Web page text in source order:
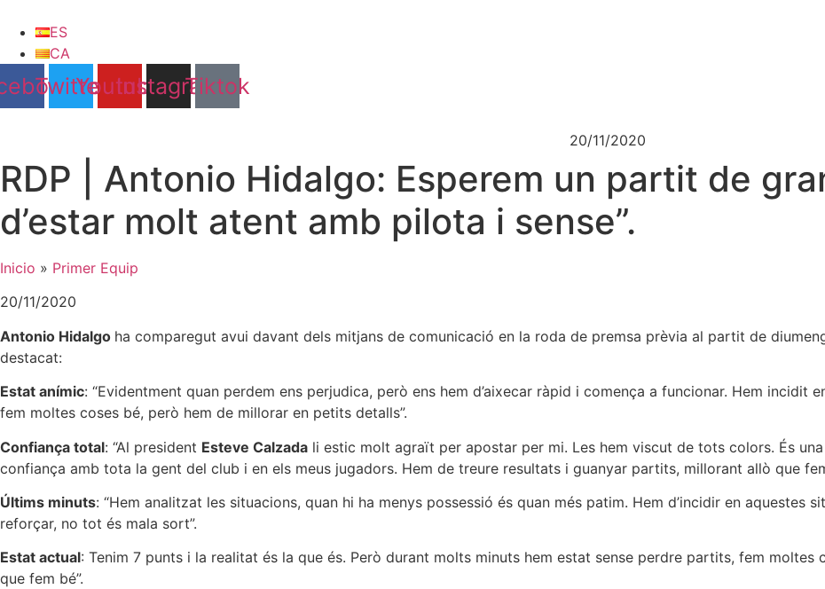
contingut
ES
CA
TwitterYoutube
Instagram
Tiktok
20/11/2020
RDP | Antonio Hidalgo: Esperem un partit de
d’estar molt atent amb pilota i sense”.
Inicio » Primer Equip
20/11/2020
Antonio Hidalgo ha comparegut avui davant dels mitjans de comunicació en la roda de premsa prèvia al partit de
destacat:
Estat anímic: “Evidentment quan perdem ens perjudica, però ens hem d’aixecar ràpid i comença a funcionar. Hem incidit
fem moltes coses bé, però hem de millorar en petits detalls”.
Confiança total: “Al president Esteve Calzada li estic molt agraït per apostar per mi. Les hem viscut de tots colors. És
confiança amb tota la gent del club i en els meus jugadors. Hem de treure resultats i guanyar partits, millorant allò que
Últims minuts: “Hem analitzat les situacions, quan hi ha menys possessió és quan més patim. Hem d’incidir en aquestes
reforçar, no tot és mala sort”.
Estat actual: Tenim 7 punts i la realitat és la que és. Però durant molts minuts hem estat sense perdre partits, fem
que fem bé”.